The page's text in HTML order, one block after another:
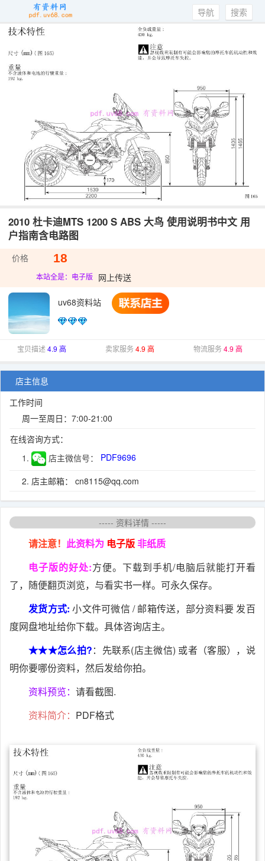
搜索
导航
2010 杜卡迪MTS 1200 S ABS 大鸟 使用说明书中文 用
户指南含电路图
价格 18
本站全是：电子版 网上传送
uv68资料站
宝贝描述 4.9 高 卖家服务4.9 高 物流服务4.9 高
店主信息
工作时间
周一至周日：7:00-21:00
在线咨询方式：
1.
店主微信号：
PDF9696
2. 店主邮箱： cn8115@qq.com
----- 资料详情 -----
请注意！ 此资料为 电子版非纸质
电子版的好处:方便。下载到手机/电脑后就能打开看
了，随便翻页浏览，与看实书一样。可永久保存。
发货方式: 小文件可微信 / 邮箱传送，部分资料要 发百
度网盘地址给你下载。具体咨询店主。
★★★怎么拍?：先联系(店主微信) 或者（客服），说
明你要哪份资料，然后发给你拍。
资料预览： 请看截图.
资料简介： PDF格式